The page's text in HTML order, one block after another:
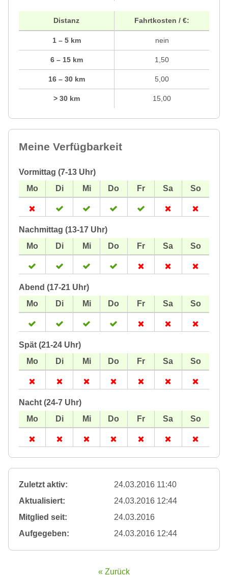
Distanz
1 – 5 km
6 – 15 km
16 – 30 km
> 30 km
Fahrtkosten / €:
nein
1,50
5,00
15,00
Meine Verfügbarkeit
Vormittag (7-13 Uhr)
Nachmittag (13-17 Uhr)
Abend (17-21 Uhr)
Spät (21-24 Uhr)
Nacht (24-7 Uhr)
Zuletzt aktiv:
24.03.2016 11:40
Aktualisiert:
24.03.2016 12:44
Mitglied seit:
24.03.2016
Aufgegeben:
24.03.2016 12:44
« Zurück